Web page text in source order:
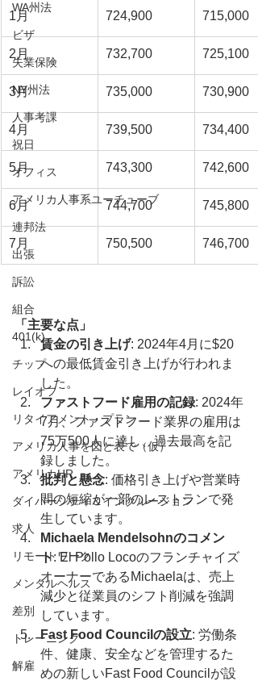
WA州法
ビザ
失業保険
NY州法
人事考課
祝日
オフィス
アメリカ人事系ユーチューブ
連邦法
出張
訴訟
組合
401(k)
チップ
レイオフ
リタイアメント・プラン
アメリカ人事を図と表で（仮）
アメリカHR
ダイバーシティ＆インクルージョン
求人
リモートワーク
メンタルヘルス
差別
トレーニング
解雇
1月 724,900 715,000
2月 732,700 725,100
3月 735,000 730,900
4月 739,500 734,400
5月 743,300 742,600
6月 744,700 745,800
7月 750,500 746,700
「主要な点」
賃金の引き上げ: 2024年4月に$20
への最低賃金引き上げが行われま
した。
ファストフード雇用の記録: 2024年
7月、ファストフード業界の雇用は
75万500人に達し、過去最高を記
録しました。
批判と懸念: 価格引き上げや営業時
間の短縮が一部のレストランで発
生しています。
Michaela Mendelsohnのコメン
ト: El Pollo Locoのフランチャイズ
オーナーであるMichaelaは、売上
減少と従業員のシフト削減を強調
しています。
Fast Food Councilの設立: 労働条
件、健康、安全などを管理するた
めの新しいFast Food Councilが設